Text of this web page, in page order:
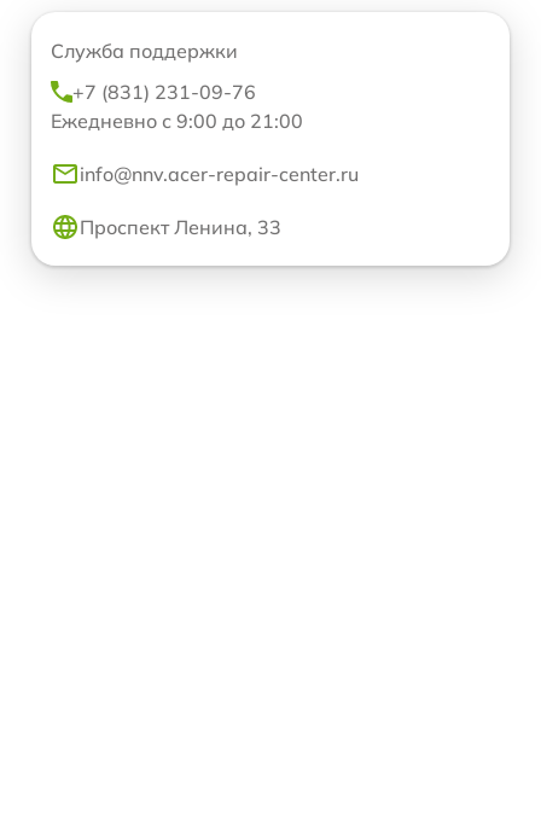
Служба поддержки
+7 (831) 231-09-76
Ежедневно с 9:00 до 21:00
info@nnv.acer-repair-center.ru
Проспект Ленина, 33